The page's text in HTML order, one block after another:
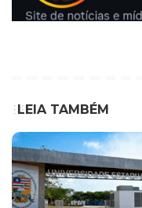
LEIA TAMBÉM